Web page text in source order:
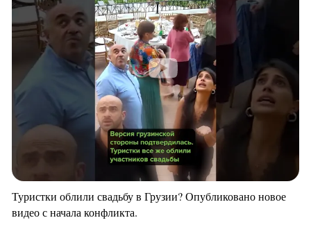
Туристки облили свадьбу в Грузии? Опубликовано новое
видео с начала конфликта.